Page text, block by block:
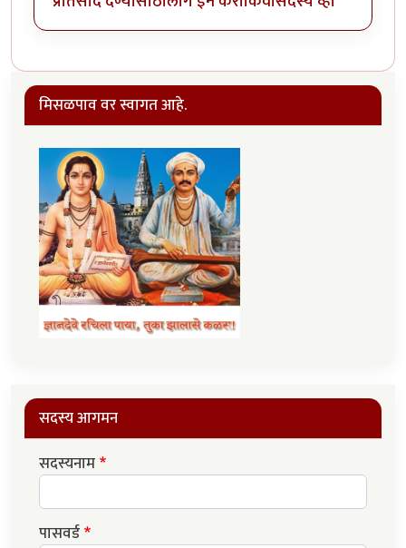
मिसळपाव वर स्वागत आहे.
सदस्य आगमन
सदस्यनाम
पासवर्ड